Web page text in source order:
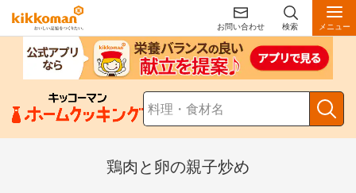
お問い合わせ 検索 メニュー
鶏肉と卵の親子炒め